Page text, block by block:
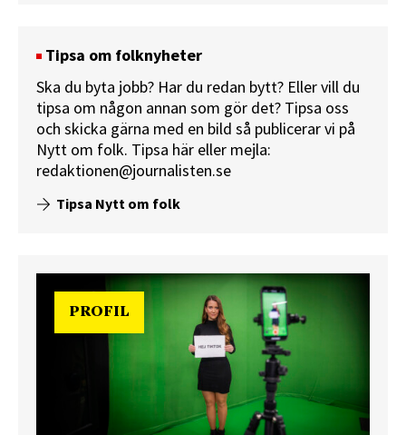
Tipsa om folknyheter
Ska du byta jobb? Har du redan bytt? Eller vill du
tipsa om någon annan som gör det? Tipsa oss
och skicka gärna med en bild så publicerar vi på
Nytt om folk. Tipsa här eller mejla:
redaktionen@journalisten.se
Tipsa Nytt om folk
PROFIL